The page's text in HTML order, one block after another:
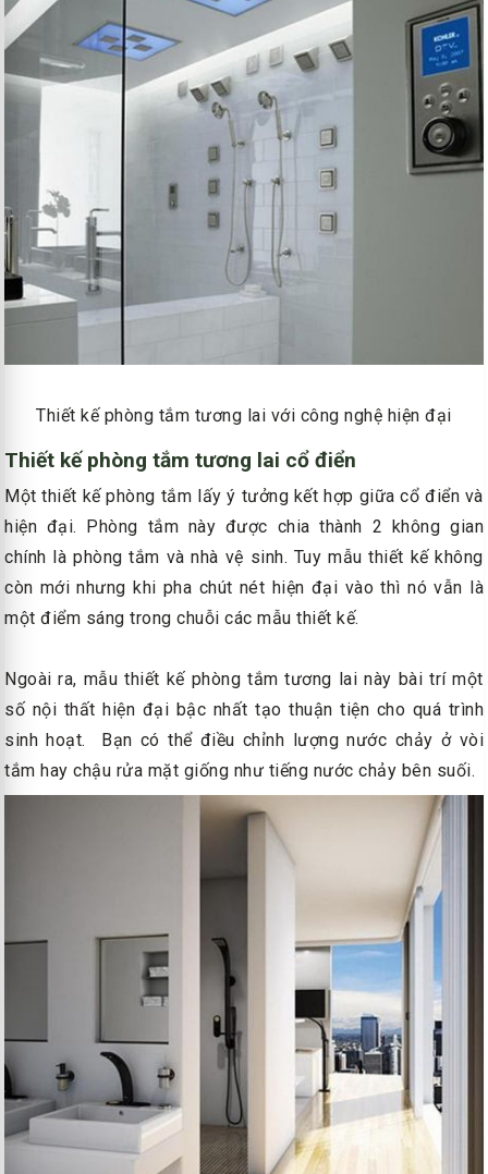
Thiết kế phòng tắm tương lai với công nghệ hiện đại
Thiết kế phòng tắm tương lai cổ điển
Một thiết kế phòng tắm lấy ý tưởng kết hợp giữa cổ điển và
hiện đại. Phòng tắm này được chia thành 2 không gian
chính là phòng tắm và nhà vệ sinh. Tuy mẫu thiết kế không
còn mới nhưng khi pha chút nét hiện đại vào thì nó vẫn là
một điểm sáng trong chuỗi các mẫu thiết kế.
Ngoài ra, mẫu thiết kế phòng tắm tương lai này bài trí một
số nội thất hiện đại bậc nhất tạo thuận tiện cho quá trình
sinh hoạt. Bạn có thể điều chỉnh lượng nước chảy ở vòi
tắm hay chậu rửa mặt giống như tiếng nước chảy bên suối.